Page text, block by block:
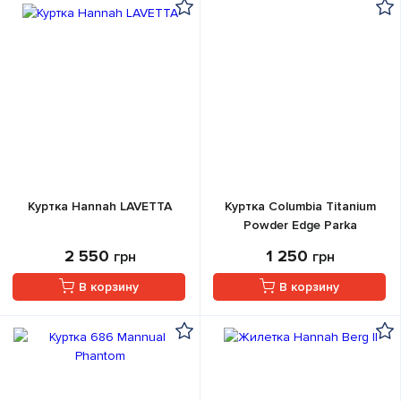
Куртка Hannah LAVETTA
2 550 грн
В корзину
Куртка Columbia Titanium
Powder Edge Parka
1 250 грн
В корзину